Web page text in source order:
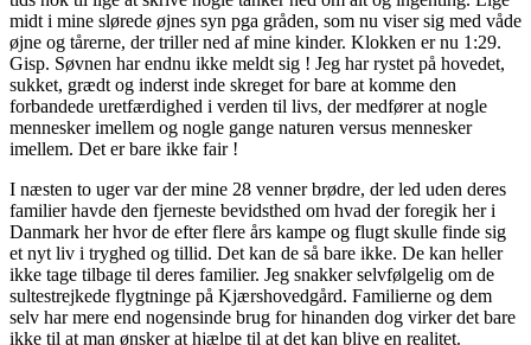
ved
at
prøve
at
tie
rettere
ignorere
medmenneskeligheden
ihjel
midt i mine slørede øjnes syn pga gråden, som nu viser sig med våde
øjne og tårerne, der triller ned af mine kinder. Klokken er nu 1:29.
Gisp. Søvnen har endnu ikke meldt sig ! Jeg har rystet på hovedet,
sukket, grædt og inderst inde skreget for bare at komme den
forbandede uretfærdighed i verden til livs, der medfører at nogle
mennesker imellem og nogle gange naturen versus mennesker
imellem. Det er bare ikke fair !
I næsten to uger var der mine 28 venner brødre, der led uden deres
familier havde den fjerneste bevidsthed om hvad der foregik her i
Danmark her hvor de efter flere års kampe og flugt skulle finde sig
et nyt liv i tryghed og tillid. Det kan de så bare ikke. De kan heller
ikke tage tilbage til deres familier. Jeg snakker selvfølgelig om de
sultestrejkede flygtninge på Kjærshovedgård. Familierne og dem
selv har mere end nogensinde brug for hinanden dog virker det bare
ikke til at man ønsker at hjælpe til at det kan blive en realitet.